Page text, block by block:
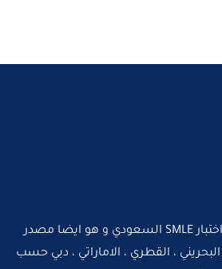
افضل موقع لمذاكرة اختبار SMLE السعودي و هو ايضا مصدر
، القطري ، الاماراتي ، دبي حسب